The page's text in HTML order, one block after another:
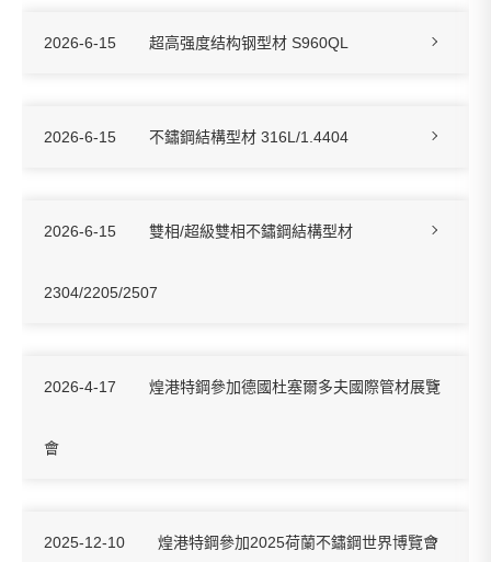
2026-6-15 超高强度结构钢型材 S960QL
2026-6-15 不鏽鋼結構型材 316L/1.4404
2026-6-15 雙相/超級雙相不鏽鋼結構型材
2304/2205/2507
2026-4-17 煌港特鋼參加德國杜塞爾多夫國際管材展覽
會
2025-12-10 煌港特鋼參加2025荷蘭不鏽鋼世界博覽會